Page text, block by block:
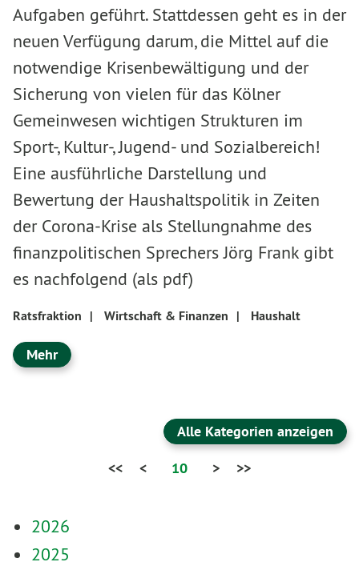
Aufgaben geführt. Stattdessen geht es in der
neuen Verfügung darum, die Mittel auf die
notwendige Krisenbewältigung und der
Sicherung von vielen für das Kölner
Gemeinwesen wichtigen Strukturen im
Sport-, Kultur-, Jugend- und Sozialbereich!
Eine ausführliche Darstellung und
Bewertung der Haushaltspolitik in Zeiten
der Corona-Krise als Stellungnahme des
finanzpolitischen Sprechers Jörg Frank gibt
es nachfolgend (als pdf)
Ratsfraktion | Wirtschaft & Finanzen | Haushalt
Mehr
Alle Kategorien anzeigen
<<
< 10 > >>
2026
2025